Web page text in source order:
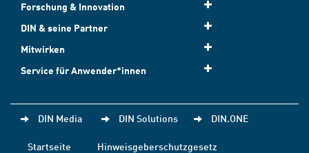
Forschung & Innovation
DIN & seine Partner
Mitwirken
Service für Anwender*innen
DIN Media DIN Solutions DIN.ONE
Startseite
Hinweisgeberschutzgesetz